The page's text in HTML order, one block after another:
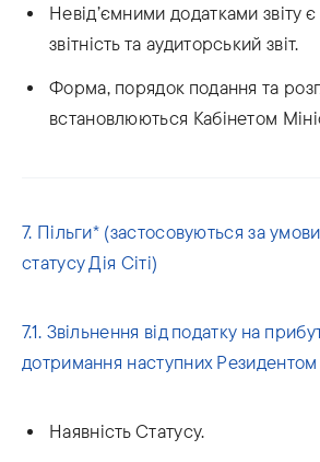
Невід’ємними додатками звіту
звітність та аудиторський звіт.
Форма, порядок подання та
встановлюються Кабінетом
7. Пільги* (застосовуються за умови
статусу Дія Сіті)
7.1. Звільнення від податку на
дотримання наступних
Наявність Статусу.